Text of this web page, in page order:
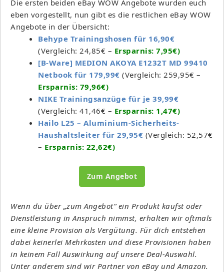
Die ersten beiden eBay WOW Angebote wurden euch
eben vorgestellt, nun gibt es die restlichen eBay WOW
Angebote in der Übersicht:
Behype Trainingshosen für 16,90€
(Vergleich: 24,85€ – Ersparnis: 7,95€)
[B-Ware] MEDION AKOYA E1232T MD 99410
Netbook für 179,99€ (Vergleich: 259,95€ –
Ersparnis: 79,96€)
NIKE Trainingsanzüge für je 39,99€
(Vergleich: 41,46€ – Ersparnis: 1,47€)
Hailo L25 – Aluminium-Sicherheits-
Haushaltsleiter für 29,95€ (Vergleich: 52,57€
– Ersparnis: 22,62€)
Zum Angebot
Wenn du über „zum Angebot“ ein Produkt kaufst oder
Dienstleistung in Anspruch nimmst, erhalten wir oftmals
eine kleine Provision als Vergütung. Für dich entstehen
dabei keinerlei Mehrkosten und diese Provisionen haben
in keinem Fall Auswirkung auf unsere Deal-Auswahl.
Unter anderem sind wir Partner von eBay und Amazon.